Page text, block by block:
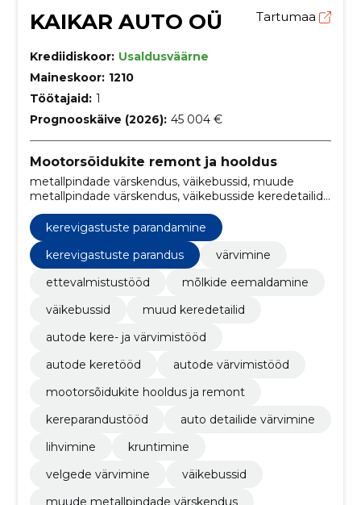
KAIKAR AUTO OÜ Tartumaa
Krediidiskoor: Usaldusväärne
Maineskoor: 1210
Töötajaid: 1
Prognooskäive (2026): 45 004 €
Mootorsõidukite remont ja hooldus
metallpindade värskendus, väikebussid, muude
metallpindade värskendus, väikebusside keredetailid,
auto värvimine, mootorratta värvimine, kere
värvimise ettevalmistus, kerepaneelide asendus
kerevigastuste parandamine
kerevigastuste parandus
värvimine
ettevalmistustööd
mõlkide eemaldamine
väikebussid
muud keredetailid
autode kere- ja värvimistööd
autode keretööd
autode värvimistööd
mootorsõidukite hooldus ja remont
kereparandustööd
auto detailide värvimine
lihvimine
kruntimine
velgede värvimine
väikebussid
muude metallpindade värskendus